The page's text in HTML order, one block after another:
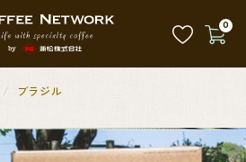
0
ブラジル